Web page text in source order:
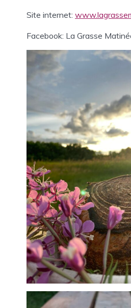
Site internet:
Facebook: La Grasse